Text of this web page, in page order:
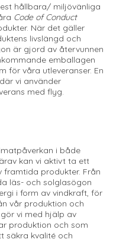
hållbara/ miljövänliga
Code of Conduct
När det gäller
livslängd och
är gjord av återvunnen
emballagen
för våra utleveranser. En
vi använder
med flyg.
i både
kan vi aktivt ta ett
produkter. Från
läs- och solglasögon
i form av vindkraft, för
vår produktion och
vi med hjälp av
produktion och som
säkra kvalité och